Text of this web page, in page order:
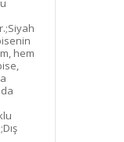
hem